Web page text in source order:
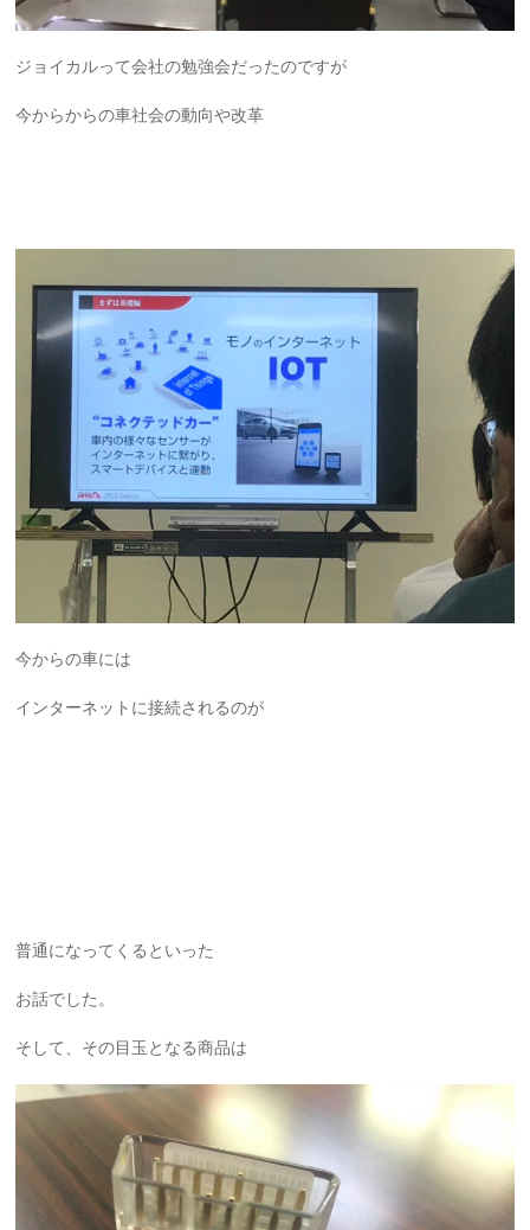
ジョイカルって会社の勉強会だったのですが
今からからの車社会の動向や改革
今からの車には
インターネットに接続されるのが
普通になってくるといった
お話でした。
そして、その目玉となる商品は